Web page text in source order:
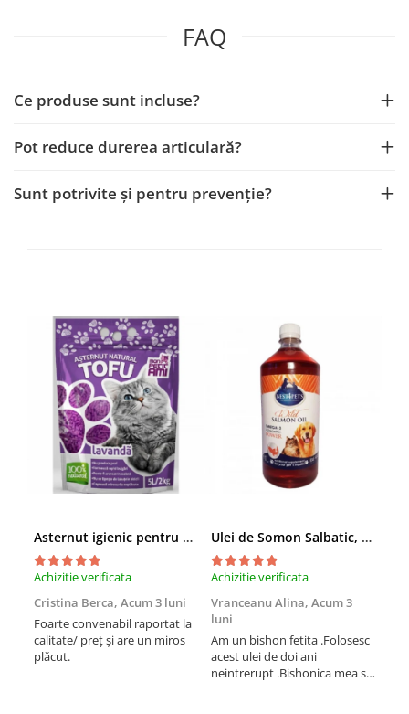
FAQ
Ce produse sunt incluse?
Pot reduce durerea articulară?
Sunt potrivite și pentru prevenție?
Asternut igienic pentru pisici Tofu Lavanda, Mon Petit 5 l
Achizitie verificata
Cristina Berca, Acum 3 luni
Foarte convenabil raportat la
calitate/ preț și are un miros
plăcut.
Ulei de Somon Salbatic, câini și pisici, piele si blană, BEST4PETS, 1l
Achizitie verificata
Vranceanu Alina, Acum 3
luni
Am un bishon fetita .Folosesc
acest ulei de doi ani
neintrerupt .Bishonica mea se